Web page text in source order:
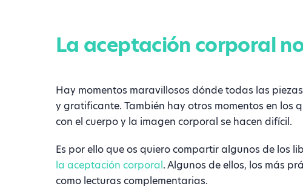
La aceptación corporal
Hay momentos maravillosos dónde todas las
y gratificante. También hay otros momentos en los
con el cuerpo y la imagen corporal se hacen difícil.
Es por ello que os quiero compartir algunos de los
la aceptación corporal. Algunos de ellos, los más
como lecturas complementarias.